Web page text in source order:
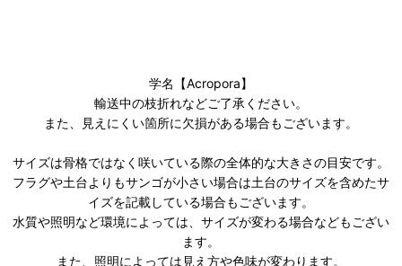
学名【Acropora】
輸送中の枝折れなどご了承ください。
また、見えにくい箇所に欠損がある場合もございます。
サイズは骨格ではなく咲いている際の全体的な大きさの目安です。
フラグや土台よりもサンゴが小さい場合は土台のサイズを含めたサ
イズを記載している場合もございます。
水質や照明など環境によっては、サイズが変わる場合などもござい
ます。
また、照明によっては見え方や色味が変わります。